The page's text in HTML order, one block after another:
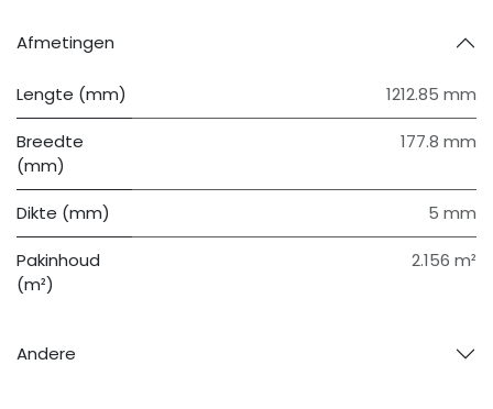
Afmetingen
Lengte (mm) 1212.85 mm
Breedte
(mm)
177.8 mm
Dikte (mm) 5 mm
Pakinhoud
(m²)
2.156 m²
Andere